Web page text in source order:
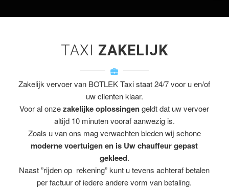
TAXI ZAKELIJK
Zakelijk vervoer van BOTLEK Taxi staat 24/7 voor u en/of
uw clienten klaar.
Voor al onzezakelijke oplossingengeldt dat uw vervoer
altijd 10 minuten vooraf aanwezig is.
Zoals u van ons mag verwachten bieden wij schone
moderne voertuigen en is Uw chauffeur gepast
gekleed.
Naast ”rijden op rekening” kunt u tevens achteraf betalen
per factuur of iedere andere vorm van betaling.